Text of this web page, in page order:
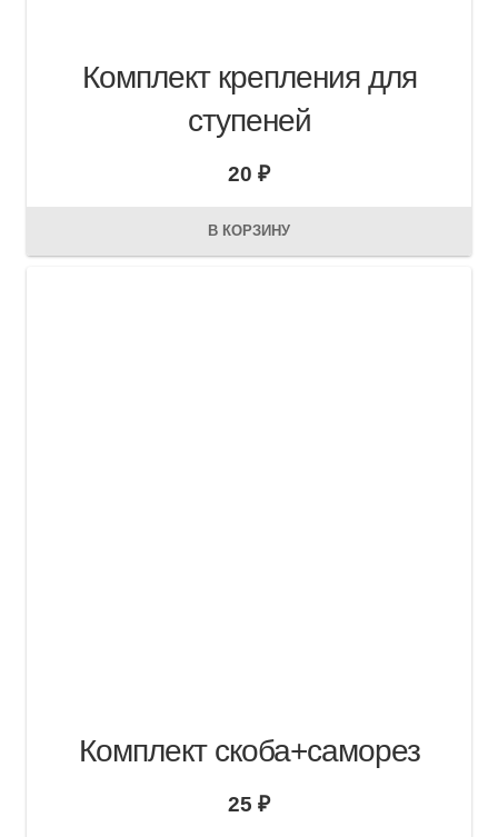
Комплект крепления для
ступеней
20 ₽
В КОРЗИНУ
Комплект скоба+саморез
25 ₽